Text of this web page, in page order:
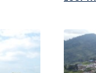
de